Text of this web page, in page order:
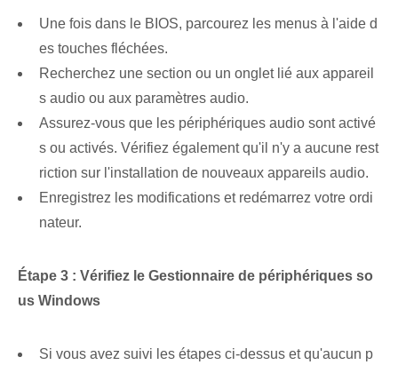
Une fois dans le BIOS, parcourez les menus à l'aide d
es touches fléchées.
Recherchez une section ou un onglet lié aux appareil
s audio ou aux paramètres audio.
Assurez-vous que les périphériques audio sont activé
s ou activés. Vérifiez également qu'il n'y a aucune rest
riction sur l'installation de nouveaux appareils audio.
Enregistrez les modifications et redémarrez votre ordi
nateur.
Étape 3 : Vérifiez le Gestionnaire de périphériques so
us Windows
Si vous avez suivi les étapes ci-dessus et qu'aucun p